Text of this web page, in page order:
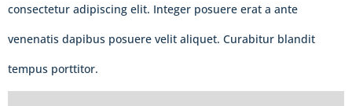
consectetur adipiscing elit. Integer posuere erat a ante
venenatis dapibus posuere velit aliquet. Curabitur blandit
tempus porttitor.